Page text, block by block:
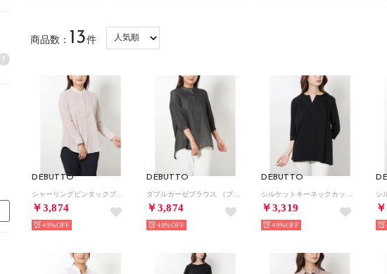
?
商品数： 13件
DEBUTTO
￥3,874
49%
DEBUTTO
￥3,874
49%
DEBUTTO
￥3,319
49%